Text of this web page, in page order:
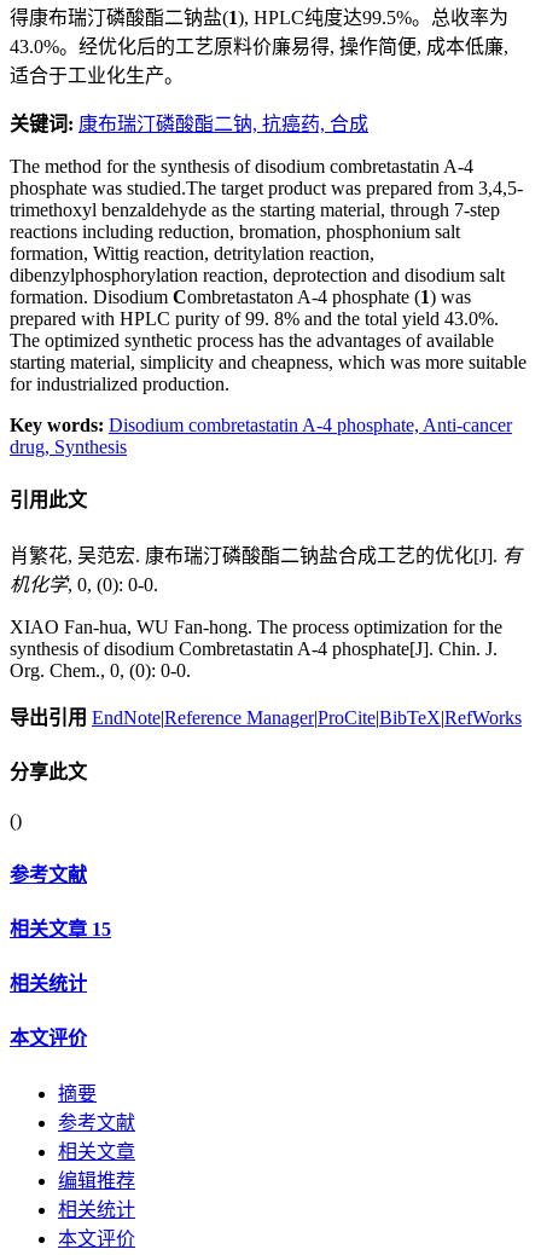
得康布瑞汀磷酸酯二钠盐(1), HPLC纯度达99.5%。总收率为
43.0%。经优化后的工艺原料价廉易得, 操作简便, 成本低廉,
适合于工业化生产。
关键词: 康布瑞汀磷酸酯二钠, 抗癌药, 合成
The method for the synthesis of disodium combretastatin A-4
phosphate was studied.The target product was prepared from 3,4,5-
trimethoxyl benzaldehyde as the starting material, through 7-step
reactions including reduction, bromation, phosphonium salt
formation, Wittig reaction, detritylation reaction,
dibenzylphosphorylation reaction, deprotection and disodium salt
formation. Disodium Combretastaton A-4 phosphate (1) was
prepared with HPLC purity of 99. 8% and the total yield 43.0%.
The optimized synthetic process has the advantages of available
starting material, simplicity and cheapness, which was more suitable
for industrialized production.
Key words: Disodium combretastatin A-4 phosphate, Anti-cancer
drug, Synthesis
引用此文
肖繁花, 吴范宏. 康布瑞汀磷酸酯二钠盐合成工艺的优化[J]. 有
机化学, 0, (0): 0-0.
XIAO Fan-hua, WU Fan-hong. The process optimization for the
synthesis of disodium Combretastatin A-4 phosphate[J]. Chin. J.
Org. Chem., 0, (0): 0-0.
导出引用 EndNote|Reference Manager|ProCite|BibTeX|RefWorks
分享此文
()
参考文献
相关文章 15
相关统计
本文评价
摘要
参考文献
相关文章
编辑推荐
相关统计
本文评价